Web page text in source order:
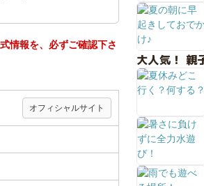
情報を、必ずご確認下さ
オフィシャルサイト
大人気！ 親